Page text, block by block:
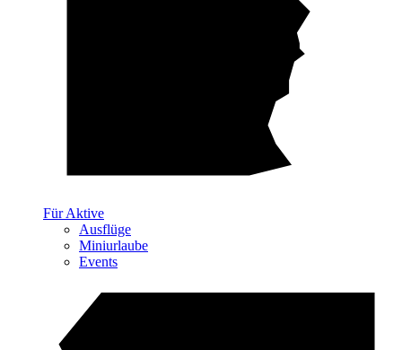
Für Aktive
Ausflüge
Miniurlaube
Events